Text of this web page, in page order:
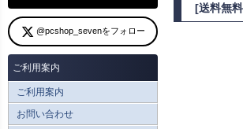
[送料無
@pcshop_sevenをフォロー
ご利用案内
ご利用案内
お問い合わせ